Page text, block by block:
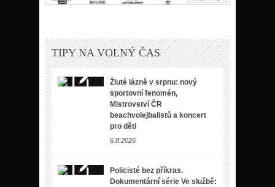
TIPY NA VOLNÝ ČAS
Žluté lázně v srpnu: nový
sportovní fenomén,
Mistrovství ČR
beachvolejbalistů a koncert
pro děti
6.8.2026
Policisté bez příkras.
Dokumentární série Ve službě: